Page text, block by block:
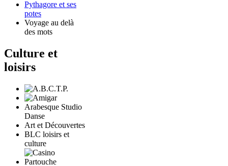
Pythagore et ses
potes
Voyage au delà
des mots
Culture et
loisirs
Arabesque Studio
Danse
Art et Découvertes
BLC loisirs et
culture